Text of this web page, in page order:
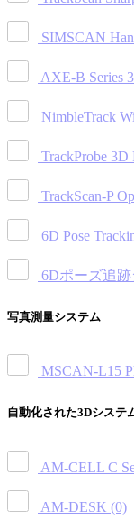
SIMSCAN
AXE-B Series
NimbleTrack
TrackProbe 3D
TrackScan-P
6D Pose
6Dポーズ追跡
写真測量システム
MSCAN-L15
自動化された3Dシステ
AM-CELL C
AM-DESK (0)